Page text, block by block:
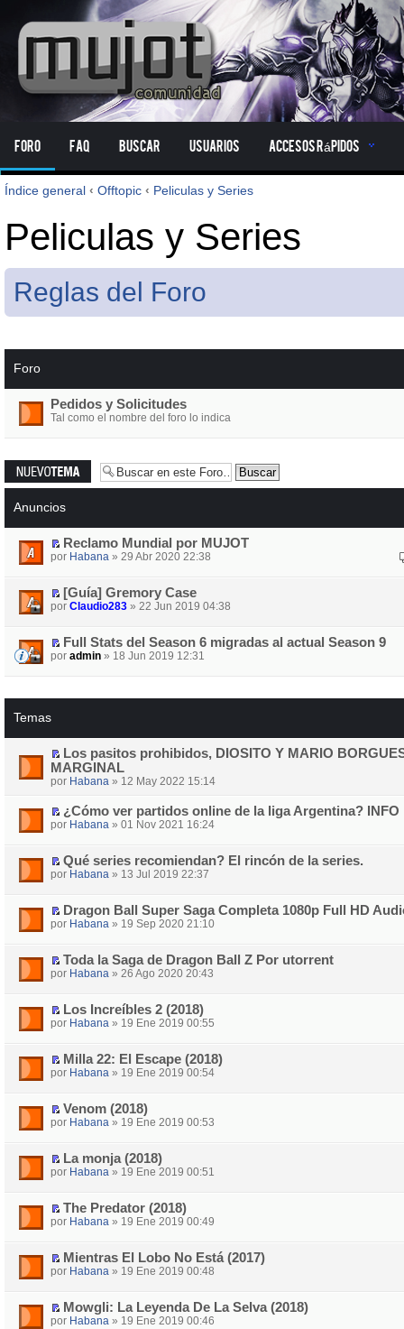
Foro FAQ Buscar Usuarios Accesos Rápidos
Índice general ‹ Offtopic ‹ Peliculas y Series
Peliculas y Series
Reglas del Foro
Foro
Pedidos y Solicitudes
Tal como el nombre del foro lo indica
Publicar un
nuevo tema
Anuncios
Reclamo Mundial por MUJOT
por Habana » 29 Abr 2020 22:38
[Guía] Gremory Case
por Claudio283 » 22 Jun 2019 04:38
Full Stats del Season 6 migradas al actual Season 9
por admin » 18 Jun 2019 12:31
Temas
Los pasitos prohibidos, DIOSITO Y MARIO
MARGINAL
por Habana » 12 May 2022 15:14
¿Cómo ver partidos online de la liga Argentina? INFO
por Habana » 01 Nov 2021 16:24
Qué series recomiendan? El rincón de la series.
por Habana » 13 Jul 2019 22:37
Dragon Ball Super Saga Completa 1080p Full HD
por Habana » 19 Sep 2020 21:10
Toda la Saga de Dragon Ball Z Por utorrent
por Habana » 26 Ago 2020 20:43
Los Increíbles 2 (2018)
por Habana » 19 Ene 2019 00:55
Milla 22: El Escape (2018)
por Habana » 19 Ene 2019 00:54
Venom (2018)
por Habana » 19 Ene 2019 00:53
La monja (2018)
por Habana » 19 Ene 2019 00:51
The Predator (2018)
por Habana » 19 Ene 2019 00:49
Mientras El Lobo No Está (2017)
por Habana » 19 Ene 2019 00:48
Mowgli: La Leyenda De La Selva (2018)
por Habana » 19 Ene 2019 00:46